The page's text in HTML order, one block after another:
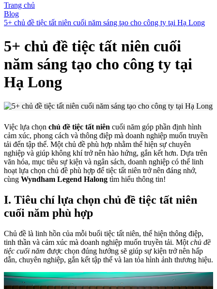
Trang chủ
Blog
5+ chủ đề tiệc tất niên cuối năm sáng tạo cho công ty tại Hạ Long
5+ chủ đề tiệc tất niên cuối
năm sáng tạo cho công ty tại
Hạ Long
Việc lựa chọn chủ đề tiệc tất niên cuối năm góp phần định hình
cảm xúc, phong cách và thông điệp mà doanh nghiệp muốn truyền
tải đến tập thể. Một chủ đề phù hợp nhằm thể hiện sự chuyên
nghiệp và giúp không khí trở nên hào hứng, gắn kết hơn. Dựa trên
văn hóa, mục tiêu sự kiện và ngân sách, doanh nghiệp có thể linh
hoạt lựa chọn chủ đề phù hợp để tiệc tất niên trở nên đáng nhớ,
cùng Wyndham Legend Halong tìm hiểu thông tin!
I. Tiêu chí lựa chọn chủ đề tiệc tất niên
cuối năm phù hợp
Chủ đề là linh hồn của mỗi buổi tiệc tất niên, thể hiện thông điệp,
tinh thần và cảm xúc mà doanh nghiệp muốn truyền tải. Một chủ đề
tiệc cuối năm được chọn đúng hướng sẽ giúp sự kiện trở nên hấp
dẫn, chuyên nghiệp, gắn kết tập thể và lan tỏa hình ảnh thương hiệu.